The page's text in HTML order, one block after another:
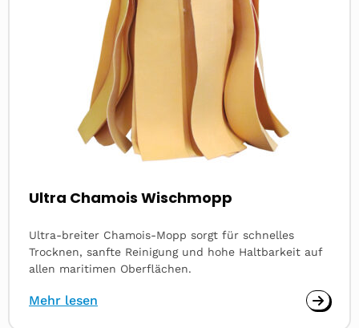
Ultra Chamois Wischmopp
Ultra-breiter Chamois-Mopp sorgt für schnelles
Trocknen, sanfte Reinigung und hohe Haltbarkeit auf
allen maritimen Oberflächen.
Mehr lesen